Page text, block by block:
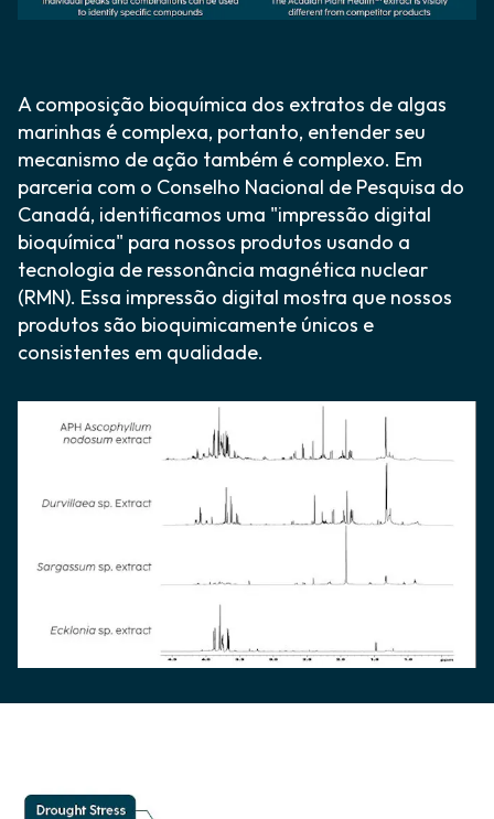
A composição bioquímica dos extratos de algas
marinhas é complexa, portanto, entender seu
mecanismo de ação também é complexo. Em
parceria com o Conselho Nacional de Pesquisa do
Canadá, identificamos uma "impressão digital
bioquímica" para nossos produtos usando a
tecnologia de ressonância magnética nuclear
(RMN). Essa impressão digital mostra que nossos
produtos são bioquimicamente únicos e
consistentes em qualidade.